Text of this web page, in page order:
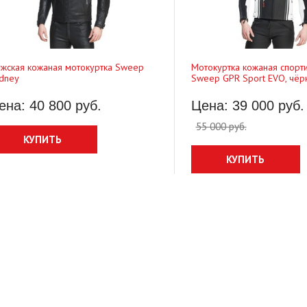
Sweep GT Touring
Мотоперчатки Sweep Undertaker 2
кожаная мотокуртка Sweep
40 800 руб.
КУПИТЬ
Мотокуртка кожаная
Sweep GPR Sport EVO,
Цена: 39 000 руб.
55 000 руб.
КУПИТЬ